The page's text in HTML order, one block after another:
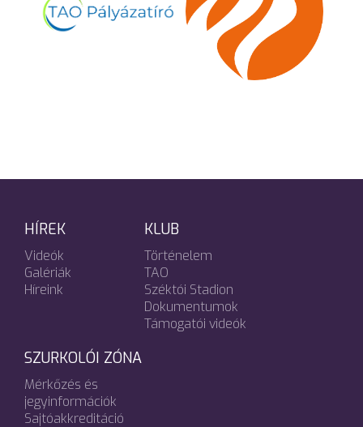
HÍREK
Videók
Galériák
Híreink
KLUB
Történelem
TAO
Széktói Stadion
Dokumentumok
Támogatói videók
SZURKOLÓI ZÓNA
Mérkőzés és
jegyinformációk
Sajtóakkreditáció